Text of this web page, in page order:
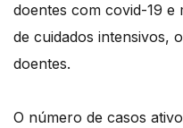
doentes com covid-19 e
de cuidados intensivos,
doentes.
O número de casos